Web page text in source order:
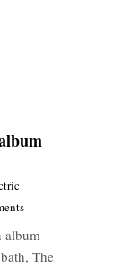
album
The